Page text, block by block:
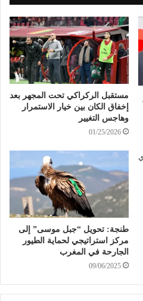
مستقبل الركراكي تحت المجهر بعد
إخفاق الكان بين خيار الاستمرار
وهاجس التغيير
01/25/2026
طنجة: تحويل “جبل موسى” إلى
مركز استراتيجي لحماية الطيور
الجارحة في المغرب
09/06/2025